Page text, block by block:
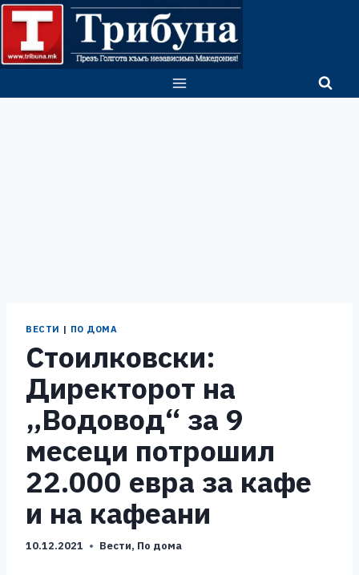
Skip
content
ВЕСТИ | ПО ДОМА
Стоилковски:
Директорот на
„Водовод“ за 9
месеци потрошил
22.000 евра за кафе
и на кафеани
10.12.2021 Вести, По дома